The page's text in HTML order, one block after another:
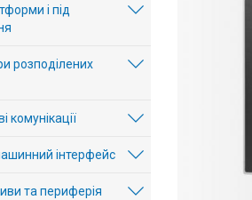
і під
розподілених
комунікації
інтерфейс
та периферія